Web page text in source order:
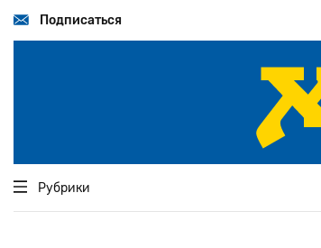
основномуПодписаться
Рубрики